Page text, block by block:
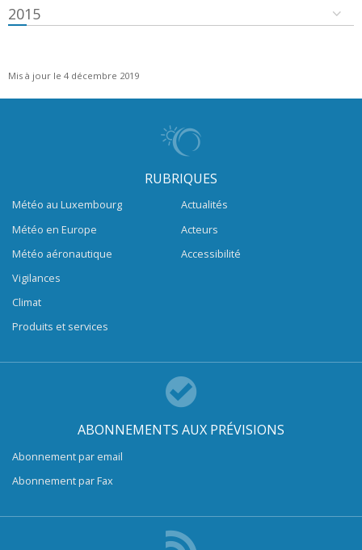
2015
Mis à jour le 4 décembre 2019
RUBRIQUES
Météo au Luxembourg
Météo en Europe
Météo aéronautique
Vigilances
Climat
Produits et services
Actualités
Acteurs
Accessibilité
ABONNEMENTS AUX PRÉVISIONS
Abonnement par email
Abonnement par Fax